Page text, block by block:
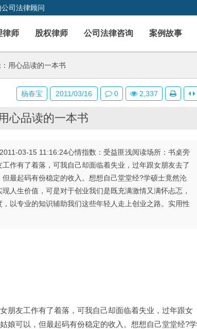
司法律顾问
律师 股权律师 公司法律咨询 案例故事
用心品读的一本书
心品读的一本书
03-15 11:16:24心情指数：受益匪浅阅读场所：书桌旁
作有了着落，可我自己却面临着失业，过年跟女朋友去了
最起码有份稳定的收入。想想自己堂堂经?学硕士竟然沦
人生价值，可是对于创业我们是既充满激情又满怀忐忑，
以专业的知识辅助我们这些年轻人走上创业之路。实用性
朋友工作有了着落，可我自己却面临着失业，过年跟女
娘可以，但最起码有份稳定的收入。想想自己堂堂经?学
杨春宝 2011/03/16 0 2,337